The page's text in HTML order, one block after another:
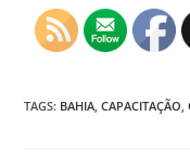
TAGS: BAHIA, CAPACITAÇÃO,